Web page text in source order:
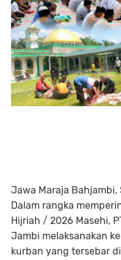
Jawa Maraja
Dalam rangka
Hijriah / 2026 Masehi,
Jambi melaksanakan
kurban yang tersebar